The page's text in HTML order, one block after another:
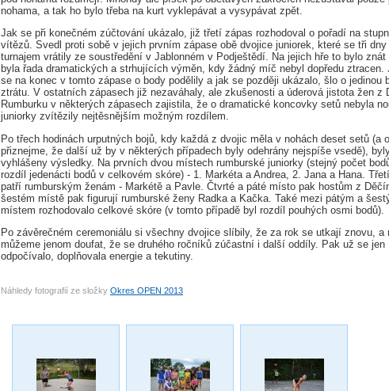
nohama, a tak ho bylo třeba na kurt vyklepávat a vysypávat zpět.
Jak se při konečném zúčtování ukázalo, již třetí zápas rozhodoval o pořadí na
vítězů. Svedl proti sobě v jejich prvním zápase obě dvojice juniorek, které se tři dny
turnajem vrátily ze soustředění v Jablonném v Podještědí. Na jejich hře to bylo
byla řada dramatických a strhujících výměn, kdy žádný míč nebyl dopředu ztracen.
se na konec v tomto zápase o body podělily a jak se později ukázalo, šlo o jedinou
ztrátu. V ostatních zápasech již nezaváhaly, ale zkušenosti a úderová jistota žen z
Rumburku v některých zápasech zajistila, že o dramatické koncovky setů nebyla
juniorky zvítězily nejtěsnějším možným rozdílem.
Po třech hodinách urputných bojů, kdy každá z dvojic měla v nohách deset setů (a
přiznejme, že další už by v některých případech byly odehrány nejspíše vsedě),
vyhlášeny výsledky. Na prvních dvou místech rumburské juniorky (stejný počet
rozdíl jedenácti bodů v celkovém skóre) - 1. Markéta a Andrea, 2. Jana a Hana.
patří rumburským ženám - Markétě a Pavle. Čtvrté a páté místo pak hostům z
šestém místě pak figurují rumburské ženy Radka a Kačka. Také mezi pátým a
místem rozhodovalo celkové skóre (v tomto případě byl rozdíl pouhých osmi bodů).
Po závěrečném ceremoniálu si všechny dvojice slíbily, že za rok se utkají znovu, a
můžeme jenom doufat, že se druhého ročníků zúčastní i další oddíly. Pak už se jen
odpočívalo, doplňovala energie a tekutiny.
Náhledy fotografií ze složky Okres OPEN 2013